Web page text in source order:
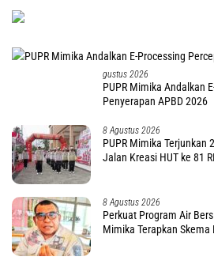
Gustus 2026
PUPR Mimika Andalkan
Penyerapan APBD 2026
8 Agustus 2026
PUPR Mimika Terjunkan
Jalan Kreasi HUT ke 81 RI
8 Agustus 2026
Perkuat Program Air
Mimika Terapkan Skema